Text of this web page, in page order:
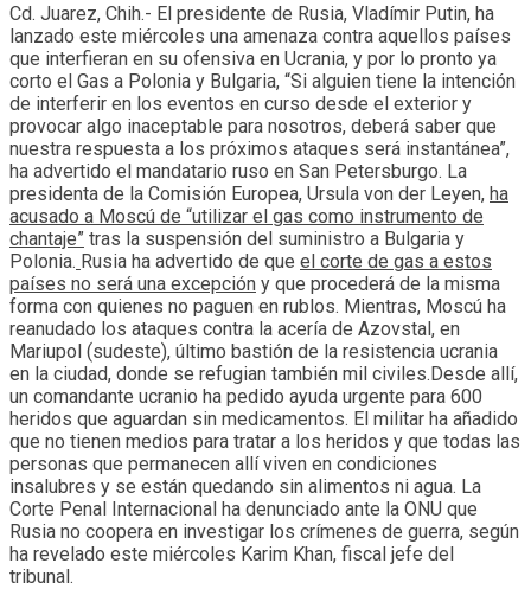
Cd. Juarez, Chih.- El presidente de Rusia, Vladímir Putin, ha
lanzado este miércoles una amenaza contra aquellos países
que interfieran en su ofensiva en Ucrania, y por lo pronto ya
corto el Gas a Polonia y Bulgaria, “Si alguien tiene la intención
de interferir en los eventos en curso desde el exterior y
provocar algo inaceptable para nosotros, deberá saber que
nuestra respuesta a los próximos ataques será instantánea”,
ha advertido el mandatario ruso en San Petersburgo. La
presidenta de la Comisión Europea, Ursula von der Leyen, ha
acusado a Moscú de “utilizar el gas como instrumento de
chantaje” tras la suspensión del suministro a Bulgaria y
Polonia. Rusia ha advertido de que el corte de gas a estos
países no será una excepción y que procederá de la misma
forma con quienes no paguen en rublos. Mientras, Moscú ha
reanudado los ataques contra la acería de Azovstal, en
Mariupol (sudeste), último bastión de la resistencia ucrania
en la ciudad, donde se refugian también mil civiles.Desde allí,
un comandante ucranio ha pedido ayuda urgente para 600
heridos que aguardan sin medicamentos. El militar ha añadido
que no tienen medios para tratar a los heridos y que todas las
personas que permanecen allí viven en condiciones
insalubres y se están quedando sin alimentos ni agua. La
Corte Penal Internacional ha denunciado ante la ONU que
Rusia no coopera en investigar los crímenes de guerra, según
ha revelado este miércoles Karim Khan, fiscal jefe del
tribunal.